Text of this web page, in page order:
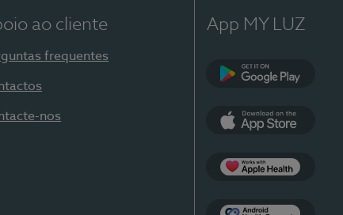
ao cliente
frequentes
nos
App MY LUZ